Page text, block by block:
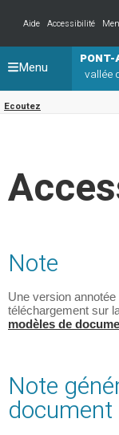
Aide
Accessibilité
PONT-
vallée
Ecoutez
Menu
Note
Une version
téléchargement sur
modèles de
Note
document